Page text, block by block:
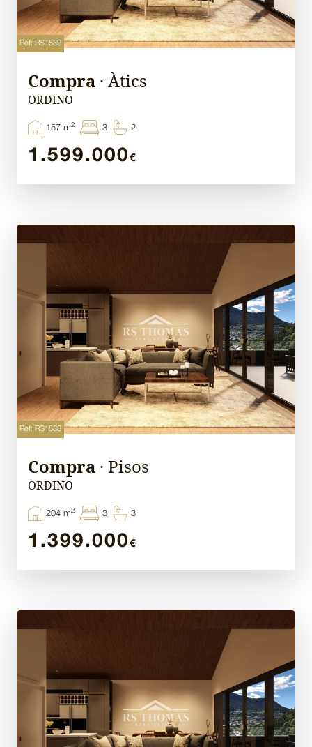
Ref: RS1539
Compra · Àtics
ORDINO
157 m2 3 2
1.599.000 €
Ref: RS1538
Compra · Pisos
ORDINO
204 m2 3 3
1.399.000 €